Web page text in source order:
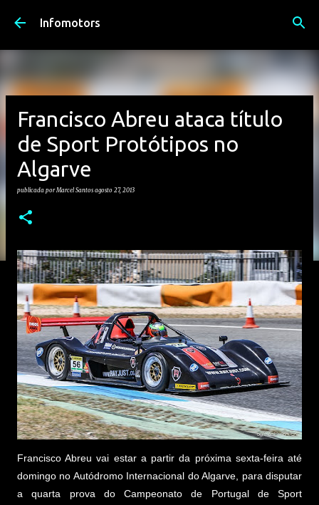
Avançar para o conteúdo principal
Infomotors
Francisco Abreu ataca título
de Sport Protótipos no
Algarve
publicada porMarcel Santos agosto 27, 2013
Francisco Abreu vai estar a partir da próxima sexta-feira até
domingo no Autódromo Internacional do Algarve, para disputar
a quarta prova do Campeonato de Portugal de Sport